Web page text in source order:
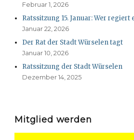
Februar 1, 2026
Ratssitzung 15. Januar: Wer
Januar 22, 2026
Der Rat der Stadt Würselen tagt
Januar 10, 2026
Ratssitzung der Stadt Würselen
Dezember 14, 2025
Mitglied werden